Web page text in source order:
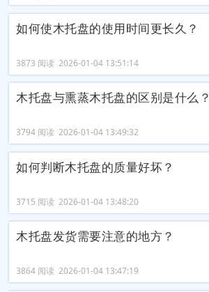
如何使木托盘的使用时间更长久？
3873 阅读 2026-01-04 13:51:14
木托盘与熏蒸木托盘的区别是什么？
3794 阅读 2026-01-04 13:49:32
如何判断木托盘的质量好坏？
3715 阅读 2026-01-04 13:48:20
木托盘发货需要注意的地方？
3864 阅读 2026-01-04 13:47:19